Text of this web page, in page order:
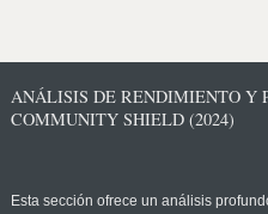
ANÁLISIS DE RENDIMIENTO Y
COMMUNITY SHIELD (2024)
Esta sección ofrece un análisis